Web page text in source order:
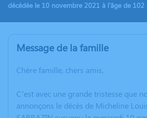
décédée le 10 novembre 2021 à l'âge de 102
Message de la famille
Chère famille, chers amis,
C’est avec une grande tristesse que
annonçons le décès de Micheline